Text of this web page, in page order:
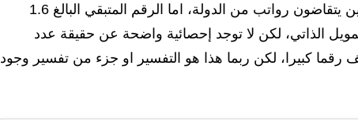
يتعلق بأن الـ4 ملايين موظف هم فقط الموظفون الذين يتقاضون رواتب من الدولة، اما الرقم المتبقي البالغ 1.6
الذاتي، لكن لا توجد إحصائية واضحة عن حقيقة عدد
ويعتبر الرقم 1.6 مليون موظف رقما كبيرا، لكن ربما هذا هو التفسير او جزء من تفسير وجود